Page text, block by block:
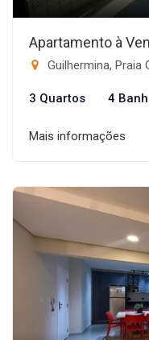
Apartamento à
Guilhermina, Praia
3 Quartos 4
Mais informações